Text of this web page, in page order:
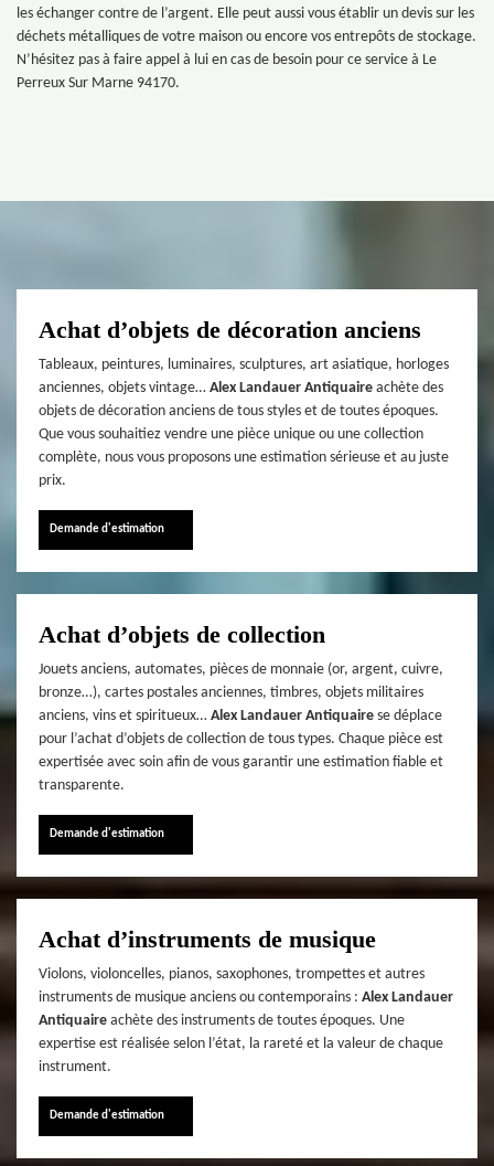
les échanger contre de l’argent. Elle peut aussi vous établir un devis sur les
déchets métalliques de votre maison ou encore vos entrepôts de stockage.
N’hésitez pas à faire appel à lui en cas de besoin pour ce service à Le
Perreux Sur Marne 94170.
Achat d’objets de décoration anciens
Tableaux, peintures, luminaires, sculptures, art asiatique, horloges
anciennes, objets vintage… Alex Landauer Antiquaire achète des
objets de décoration anciens de tous styles et de toutes époques.
Que vous souhaitiez vendre une pièce unique ou une collection
complète, nous vous proposons une estimation sérieuse et au juste
prix.
Demande d'estimation
Achat d’objets de collection
Jouets anciens, automates, pièces de monnaie (or, argent, cuivre,
bronze…), cartes postales anciennes, timbres, objets militaires
anciens, vins et spiritueux… Alex Landauer Antiquaire se déplace
pour l’achat d’objets de collection de tous types. Chaque pièce est
expertisée avec soin afin de vous garantir une estimation fiable et
transparente.
Demande d'estimation
Achat d’instruments de musique
Violons, violoncelles, pianos, saxophones, trompettes et autres
instruments de musique anciens ou contemporains : Alex Landauer
Antiquaire achète des instruments de toutes époques. Une
expertise est réalisée selon l’état, la rareté et la valeur de chaque
instrument.
Demande d'estimation